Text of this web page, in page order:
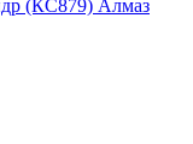
(КС879) Алмаз